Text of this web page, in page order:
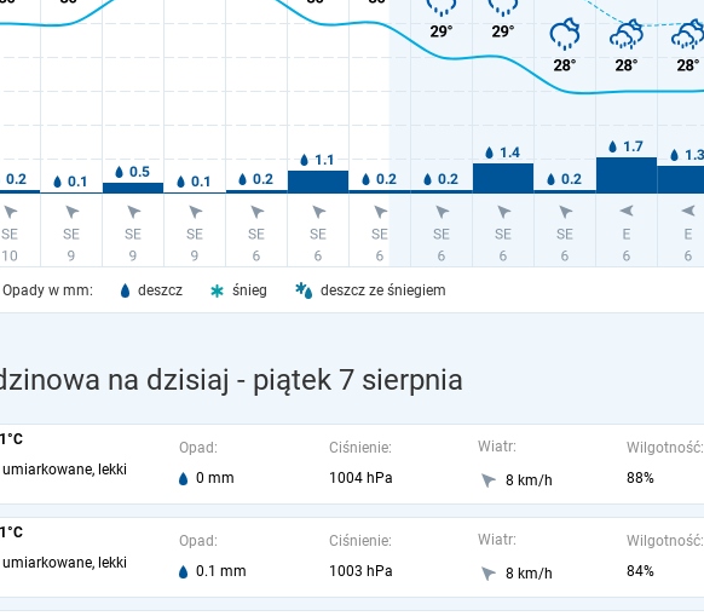
Opady w mm: deszcz śnieg deszcz ze śniegiem
na dzisiaj - piątek 7 sierpnia
lekki
Opad:
0 mm
Ciśnienie:
1004 hPa
Wiatr:
8 km/h
Wilgotność:
88%
lekki
Opad:
0.1 mm
Ciśnienie:
1003 hPa
Wiatr:
8 km/h
Wilgotność:
84%